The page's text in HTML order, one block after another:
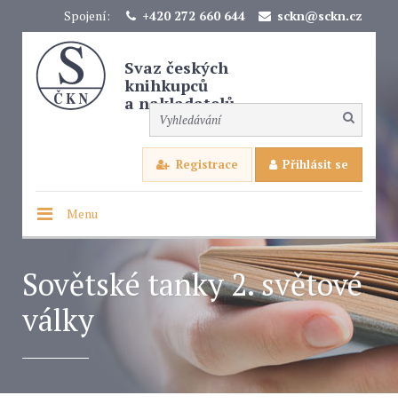
Spojení: +420 272 660 644 sckn@sckn.cz
Svaz českých
knihkupců
a nakladatelů
Registrace Přihlásit se
Menu
Sovětské tanky 2. světové
války